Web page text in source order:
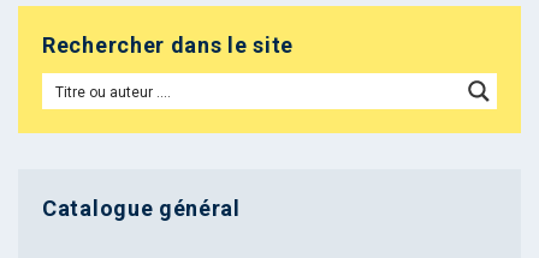
Rechercher dans le site
Catalogue général